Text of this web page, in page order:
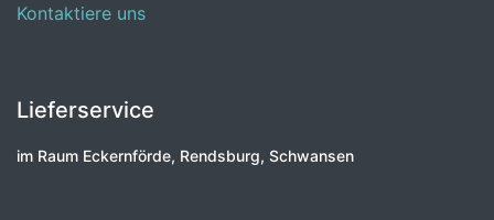
Kontaktiere uns
Lieferservice
im Raum Eckernförde, Rendsburg, Schwansen